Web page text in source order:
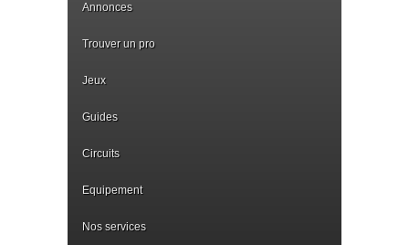
Annonces
Trouver un pro
Jeux
Guides
Circuits
Equipement
Nos services